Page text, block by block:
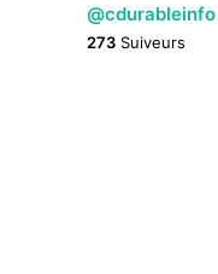
@cdurableinfo
273 Suiveurs